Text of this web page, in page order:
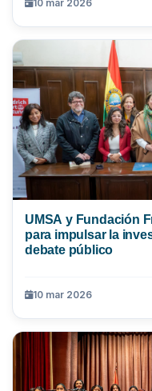
10 mar 2026
UMSA y Fundación
para impulsar la
debate público
10 mar 2026